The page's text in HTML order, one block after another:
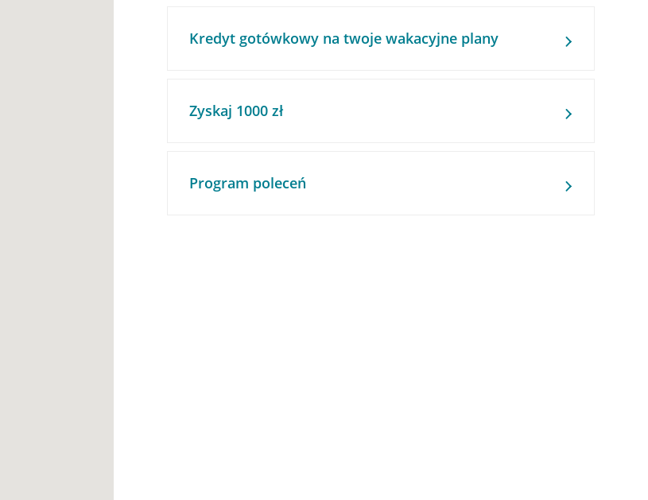
Kredyt gotówkowy na twoje wakacyjne plany
Zyskaj 1000 zł
Program poleceń